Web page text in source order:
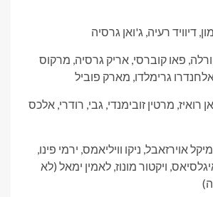
דיוויד רעיה, ג'ואן גרסיה
פאו קוברסי, אריק גרסיה, מרקוס
אלחנדרו גרימלדו, מארק פוביל
רואיז, מרטין זובימנדי, גבי, רודרי, אלכס
אוירזאבל, ניקו וויליאמס, ירמי פינו,
ויקטור מונוז, לאמין ימאל (לא